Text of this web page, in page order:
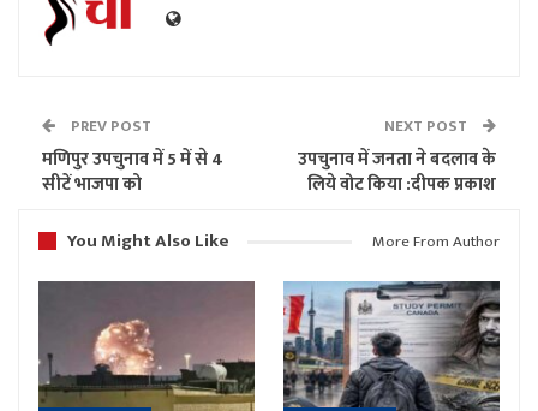
PREV POST
मणिपुर उपचुनाव में 5 में से 4
सीटें भाजपा को
NEXT POST
उपचुनाव में जनता ने बदलाव के
लिये वोट किया :दीपक प्रकाश
You Might Also Like
More From Author